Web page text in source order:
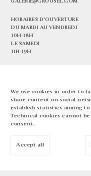
We use cookies in order to
share content on social
establish statistics aiming
Technical cookies cannot
consent.
Accept all
HORAIRES D'OUVERTURE
DU MARDI AU VENDREDI
10H-18H
LE SAMEDI
11H-19H
EN FR 中文 Facebook
Inscrivez-vous à notre newsletter